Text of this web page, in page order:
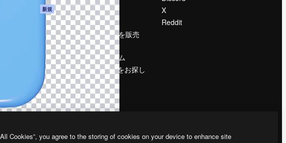
新規
クッキーポリシー
トラストセンター
アフィリエイト
イベント
Slidesgo
コンテンツを販売
する
プレスルーム
magnific.aiをお探し
ですか？
X
Reddit
Cookies”, you agree to the storing of cookies on your device to enhance site